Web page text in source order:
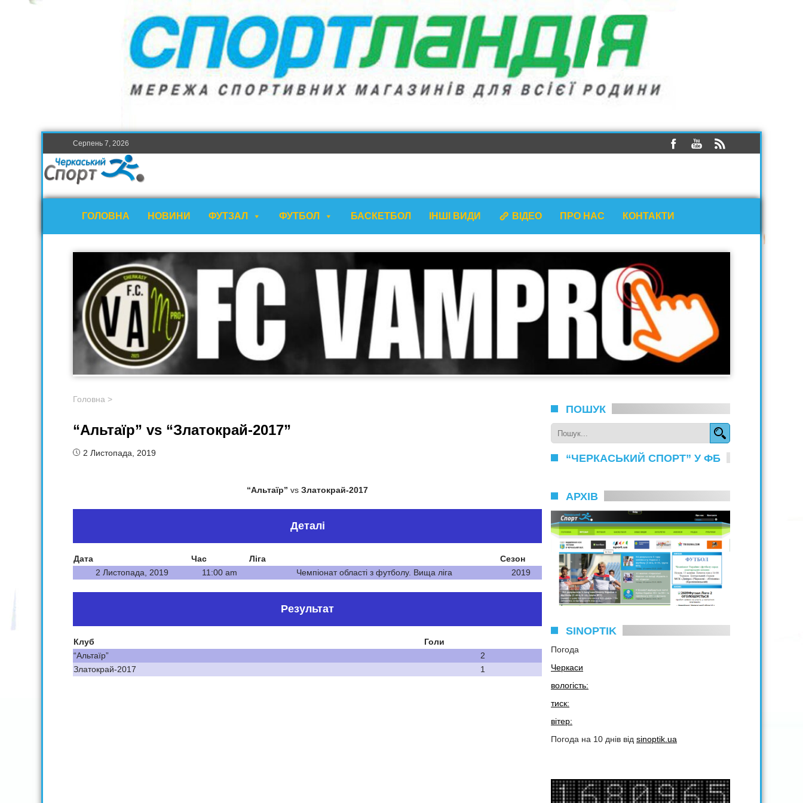
Серпень 7, 2026
ГОЛОВНА НОВИНИ ФУТЗАЛ ФУТБОЛ БАСКЕТБОЛ ІНШІ ВИДИ ВІДЕО ПРО НАС КОНТАКТИ
Головна >
“Альтаїр” vs “Златокрай-2017”
2 Листопада, 2019
“Альтаїр” vs Златокрай-2017
Деталі
Дата Час Ліга
Сезон
2 Листопада, 2019
11:00 am Чемпіонат області з футболу. Вища ліга 2019
Результат
Клуб
Голи
“Альтаїр”
2
Златокрай-2017
1
ПОШУК
“ЧЕРКАСЬКИЙ СПОРТ” У ФБ
АРХІВ
SINOPTIK
Погода
Черкаси
вологість:
тиск:
вітер:
Погода на 10 днів від sinoptik.ua